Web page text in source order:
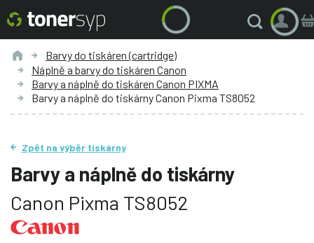
Barvy do tiskáren (cartridge)
Náplně a barvy do tiskáren Canon
Barvy a náplně do tiskáren Canon PIXMA
Barvy a náplně do tiskárny Canon Pixma TS8052
Zpět na výběr tiskárny
Barvy a náplně do tiskárny
Canon Pixma TS8052